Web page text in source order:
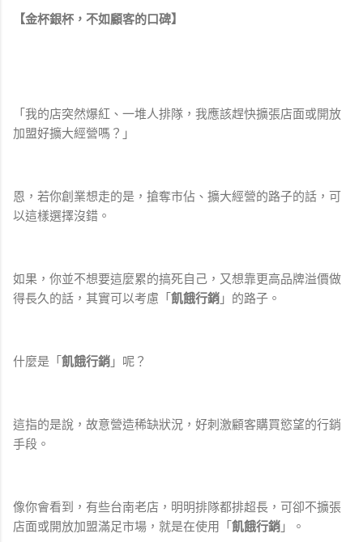
【金杯銀杯，不如顧客的口碑】
「我的店突然爆紅、一堆人排隊，我應該趕快擴張店面或開放
加盟好擴大經營嗎？」
恩，若你創業想走的是，搶奪市佔、擴大經營的路子的話，可
以這樣選擇沒錯。
如果，你並不想要這麼累的搞死自己，又想靠更高品牌溢價做
得長久的話，其實可以考慮「 飢餓行銷 」的路子。
什麼是「 飢餓行銷 」呢？
這指的是說，故意營造稀缺狀況，好刺激顧客購買慾望的行銷
手段。
像你會看到，有些台南老店，明明排隊都排超長，可卻不擴張
店面或開放加盟滿足市場，就是在使用「 飢餓行銷 」。